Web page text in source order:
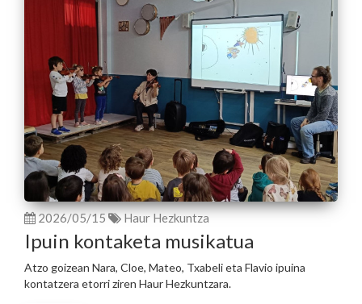
2026/05/15 Haur Hezkuntza
Ipuin kontaketa musikatua
Atzo goizean Nara, Cloe, Mateo, Txabeli eta Flavio ipuina
kontatzera etorri ziren Haur Hezkuntzara.